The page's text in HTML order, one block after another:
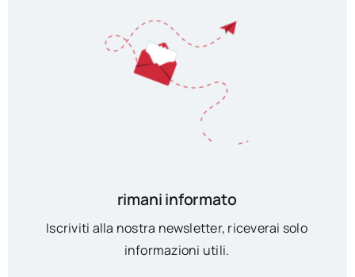
rimani informato
Iscriviti alla nostra newsletter, riceverai solo
informazioni utili.